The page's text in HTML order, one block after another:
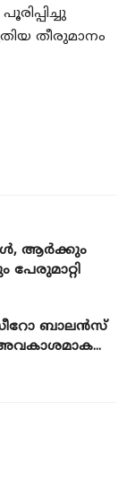
തീരുമാനം
ആര്‍ക്കും
ബാലൻസ്